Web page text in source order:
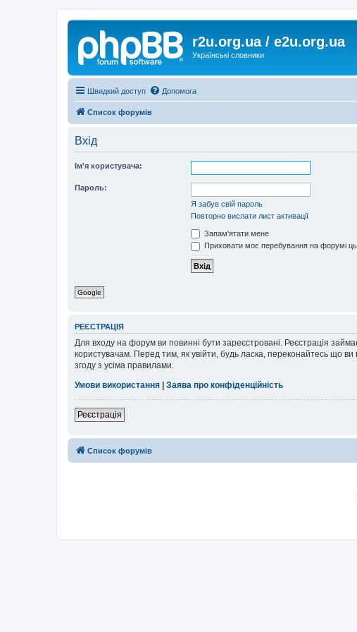
r2u.org.ua / e2u.org.ua
Українські словники
Швидкий доступ Допомога
Список форумів
Вхід
Ім'я користувача:
Пароль:
Я забув свій пароль
Повторно вислати лист активації
Запам'ятати мене
Приховати моє перебування на форумі
Google
РЕЄСТРАЦІЯ
Для входу на форум ви повинні бути зареєстровані. Реєстрація
користувачам. Перед тим, як увійти, будь ласка, переконайтесь що
згоду з усіма правилами.
Умови використання
Заява про конфіденційність
Реєстрація
Список форумів